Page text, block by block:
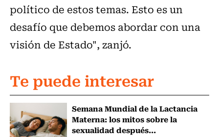
político de estos temas. Esto es un
desafío que debemos abordar con una
visión de Estado", zanjó.
Te puede interesar
Semana Mundial de la Lactancia
Materna: los mitos sobre la
sexualidad después...